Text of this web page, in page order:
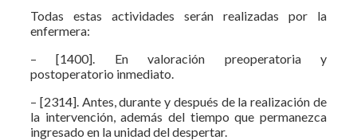
Todas estas actividades serán realizadas por la
enfermera:
– [1400]. En valoración preoperatoria y
postoperatorio inmediato.
– [2314]. Antes, durante y después de la realización de
la intervención, además del tiempo que permanezca
ingresado en la unidad del despertar.